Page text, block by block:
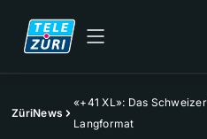
ZüriNews
«+41 XL»: Das
Langformat